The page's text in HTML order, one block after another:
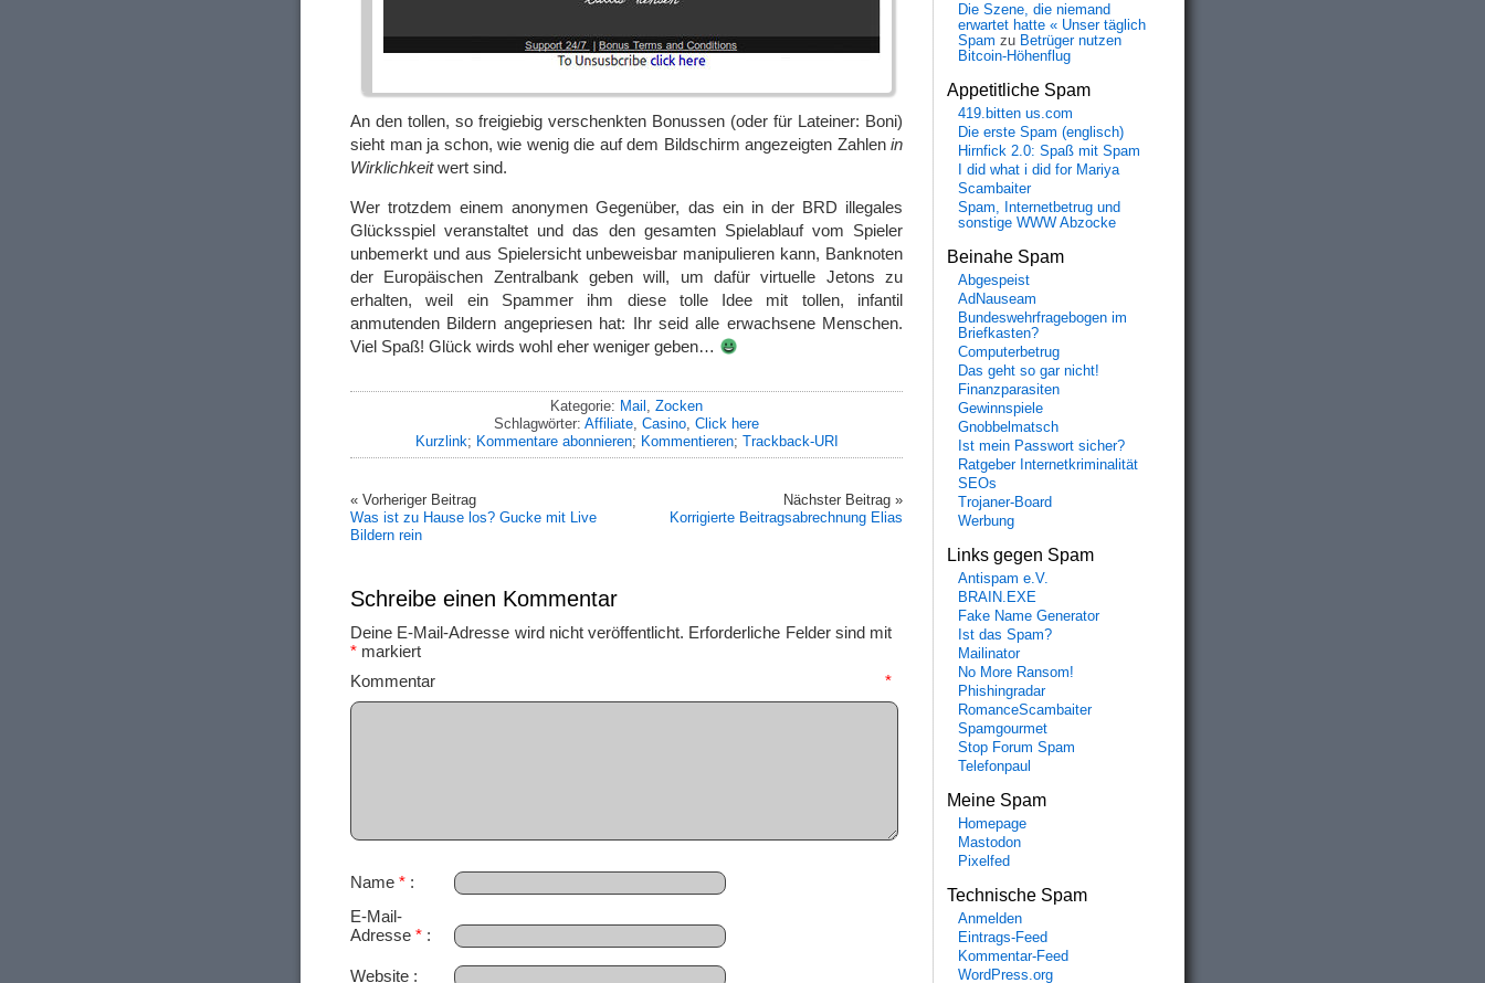
An den tollen, so freigiebig verschenkten Bonussen (oder für Lateiner: Boni)
sieht man ja schon, wie wenig die auf dem Bildschirm angezeigten Zahlen in
Wirklichkeitwert sind.
Wer trotzdem einem anonymen Gegenüber, das ein in der BRD illegales
Glücksspiel veranstaltet und das den gesamten Spielablauf vom Spieler
unbemerkt und aus Spielersicht unbeweisbar manipulieren kann, Banknoten
der Europäischen Zentralbank geben will, um dafür virtuelle Jetons zu
erhalten, weil ein Spammer ihm diese tolle Idee mit tollen, infantil
anmutenden Bildern angepriesen hat: Ihr seid alle erwachsene Menschen.
Viel Spaß! Glück wirds wohl eher weniger geben…
Kategorie: Mail , Zocken
Schlagwörter: Affiliate, Casino, Click here
Kurzlink; Kommentare abonnieren; Kommentieren; Trackback-URI
« Vorheriger Beitrag
Was ist zu Hause los? Gucke mit Live
Bildern rein
Nächster Beitrag »
Korrigierte Beitragsabrechnung Elias
Schreibe einen Kommentar
Deine E-Mail-Adresse wird nicht veröffentlicht. Erforderliche Felder sind mit
* markiert
Kommentar *
Name *
E-Mail-
Adresse *
Website
Die Szene, die niemand
erwartet hatte « Unser täglich
Spam zu Betrüger nutzen
Bitcoin-Höhenflug
Appetitliche Spam
419.bitten us.com
Die erste Spam (englisch)
Hirnfick 2.0: Spaß mit Spam
I did what i did for Mariya
Scambaiter
Spam, Internetbetrug und
sonstige WWW Abzocke
Beinahe Spam
Abgespeist
AdNauseam
Bundeswehrfragebogen im
Briefkasten?
Computerbetrug
Das geht so gar nicht!
Finanzparasiten
Gewinnspiele
Gnobbelmatsch
Ist mein Passwort sicher?
Ratgeber Internetkriminalität
SEOs
Trojaner-Board
Werbung
Links gegen Spam
Antispam e.V.
BRAIN.EXE
Fake Name Generator
Ist das Spam?
Mailinator
No More Ransom!
Phishingradar
RomanceScambaiter
Spamgourmet
Stop Forum Spam
Telefonpaul
Meine Spam
Homepage
Mastodon
Pixelfed
Technische Spam
Anmelden
Eintrags-Feed
Kommentar-Feed
WordPress.org